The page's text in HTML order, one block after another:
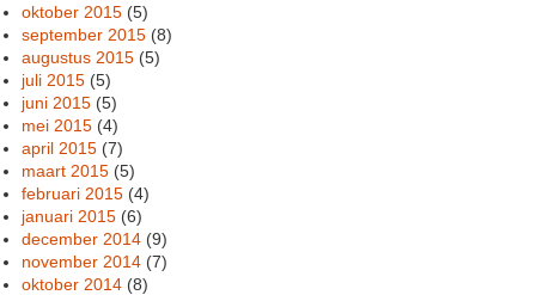
oktober 2015 (5)
september 2015 (8)
augustus 2015 (5)
juli 2015 (5)
juni 2015 (5)
mei 2015 (4)
april 2015 (7)
maart 2015 (5)
februari 2015 (4)
januari 2015 (6)
december 2014 (9)
november 2014 (7)
oktober 2014 (8)